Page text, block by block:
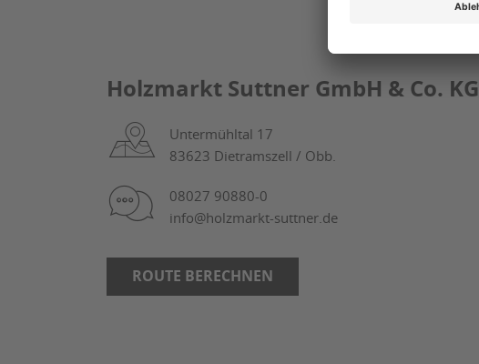
Holzmarkt Suttner GmbH & Co. KG
Untermühltal 17
83623 Dietramszell / Obb.
08027 90880-0
info@holzmarkt-suttner.de
ROUTE BERECHNEN